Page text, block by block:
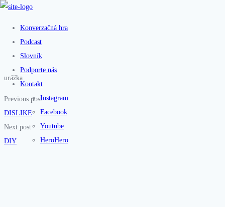
Konverzačná hra
Podcast
Slovník
Podporte nás
Kontakt
Instagram
Facebook
Youtube
HeroHero
urážka
Previous post
DISLIKE
Next post
DIY